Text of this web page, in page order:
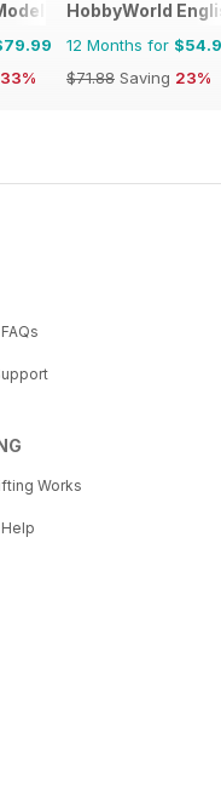
33%
HobbyWorld
12 Months for
$71.88 Saving 23%
Works